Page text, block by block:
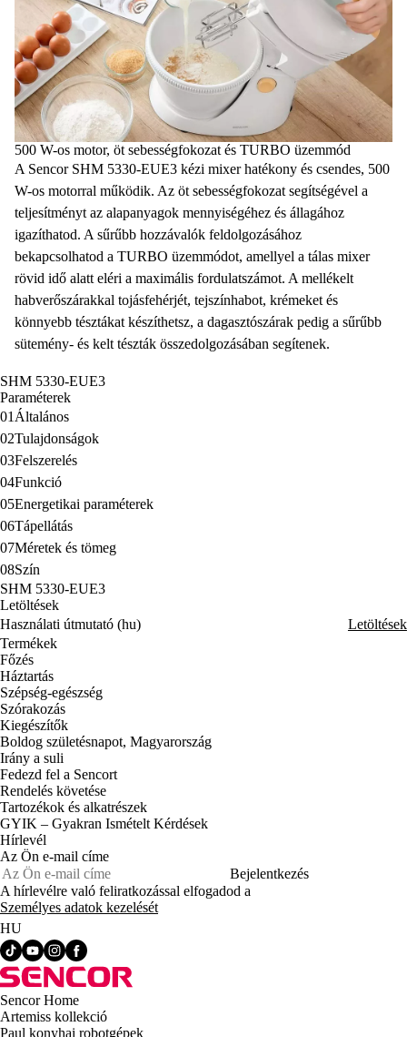
500 W-os motor, öt sebességfokozat és TURBO üzemmód
A Sencor SHM 5330-EUE3 kézi mixer hatékony és csendes, 500
W-os motorral működik. Az öt sebességfokozat segítségével a
teljesítményt az alapanyagok mennyiségéhez és állagához
igazíthatod. A sűrűbb hozzávalók feldolgozásához
bekapcsolhatod a TURBO üzemmódot, amellyel a tálas mixer
rövid idő alatt eléri a maximális fordulatszámot. A mellékelt
habverőszárakkal tojásfehérjét, tejszínhabot, krémeket és
könnyebb tésztákat készíthetsz, a dagasztószárak pedig a sűrűbb
sütemény- és kelt tészták összedolgozásában segítenek.
SHM 5330-EUE3
Paraméterek
01 Általános
02Tulajdonságok
03Felszerelés
04Funkció
05Energetikai paraméterek
06Tápellátás
07Méretek és tömeg
08Szín
SHM 5330-EUE3
Letöltések
Használati útmutató (hu)
Letöltések
Termékek
Főzés
Háztartás
Szépség-egészség
Szórakozás
Kiegészítők
Boldog születésnapot, Magyarország
Irány a suli
Fedezd fel a Sencort
Rendelés követése
Tartozékok és alkatrészek
GYIK – Gyakran Ismételt Kérdések
Hírlevél
Az Ön e-mail címe
Bejelentkezés
A hírlevélre való feliratkozással elfogadod a
Személyes adatok kezelését
HU
Sencor Home
Artemiss kollekció
Paul konyhai robotgépek